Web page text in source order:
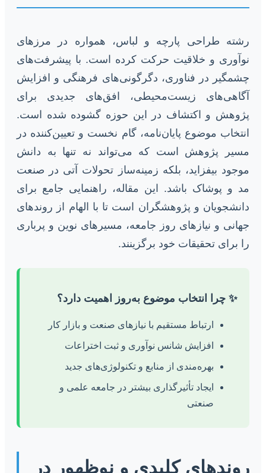
رشته طراحی پارچه و لباس، همواره در مرزهای
نوآوری و خلاقیت حرکت کرده است. با پیشرفت‌های
چشمگیر در فناوری، دگرگونی‌های فرهنگی و افزایش
آگاهی‌های زیست‌محیطی، افق‌های جدیدی برای
پژوهش و اکتشاف در این حوزه گشوده شده است.
انتخاب موضوع پایان‌نامه، گام نخست و تعیین‌کننده در
مسیر پژوهش است که می‌تواند نه تنها به دانش
موجود بیفزاید، بلکه زمینه‌ساز تحولات آتی در صنعت
مد و پوشاک باشد. این مقاله، راهنمایی جامع برای
دانشجویان و پژوهشگران است تا با الهام از روندهای
جهانی و نیازهای روز جامعه، مسیرهای نوین و پرباری
را برای تحقیقات خود برگزینند.
✨ چرا انتخاب موضوع به‌روز اهمیت دارد؟
ارتباط مستقیم با نیازهای صنعت و بازار کار
افزایش شانس نوآوری و ثبت اختراعات
بهره‌مندی از منابع و تکنولوژی‌های جدید
ایجاد تأثیرگذاری بیشتر در جامعه علمی و
صنعتی
روندهای کلیدی و نوظهور در